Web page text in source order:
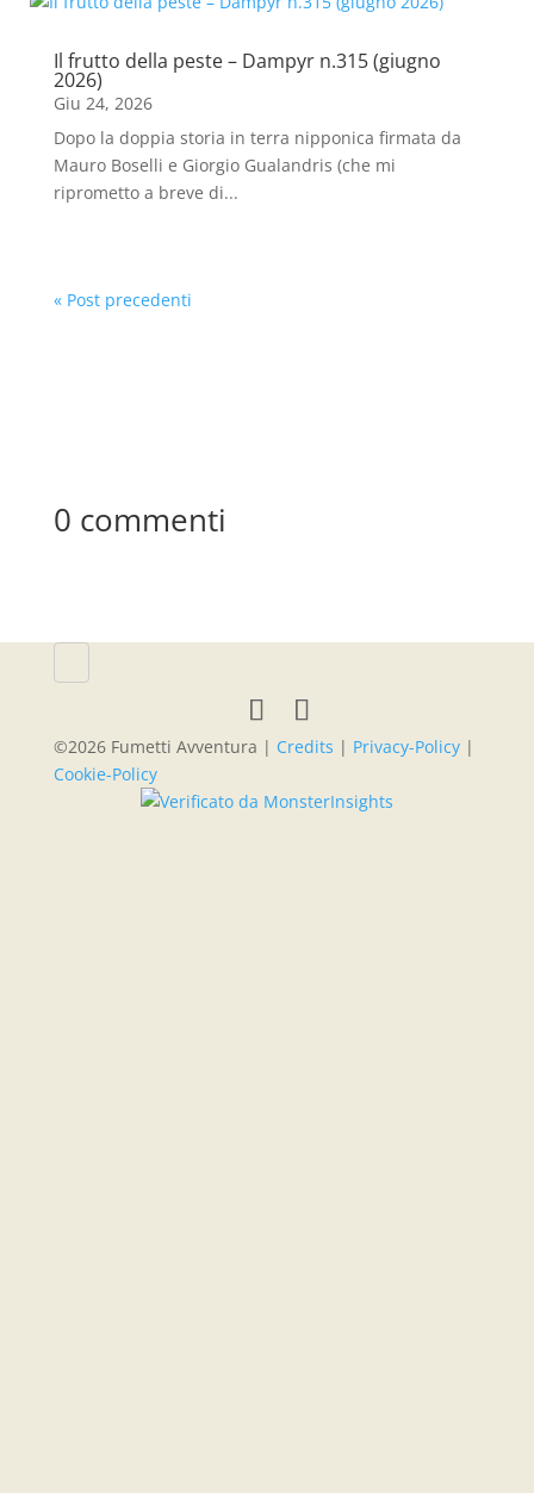
Il frutto della peste – Dampyr n.315 (giugno
2026)
Giu 24, 2026
Dopo la doppia storia in terra nipponica firmata da
Mauro Boselli e Giorgio Gualandris (che mi
riprometto a breve di...
« Post precedenti
0 commenti
©2026 Fumetti Avventura | Credits | Privacy-Policy|
Cookie-Policy